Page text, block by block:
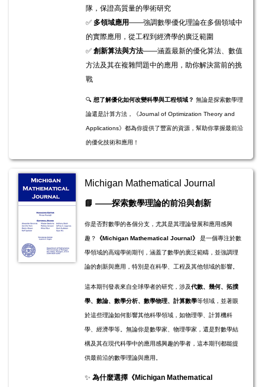
隊，保證高質量的學術研究
✅ 多領域應用——強調數學優化理論在多個領域中
的實際應用，從工程到經濟學的廣泛範圍
✅ 創新算法與方法——涵蓋最新的優化算法、數值
方法及其在複雜問題中的應用，助你解決當前的挑
戰
🔍 想了解優化如何改變科學與工程領域？ 無論是探索數學理
論還是計算方法，《Journal of Optimization Theory and
Applications》都為你提供了豐富的資源，幫助你掌握最前沿
的優化技術和應用！
Michigan Mathematical Journal
📘 ——探索數學理論的前沿與創新
你是否對數學的各個分支，尤其是其理論發展和應用感興
趣？ 《Michigan Mathematical Journal》 是一個專注於數
學領域的高端學術期刊，涵蓋了數學的廣泛範疇，並強調理
論的創新與應用，特別是在科學、工程及其他領域的影響。
這本期刊發表來自全球學者的研究，涉及代數、幾何、拓撲
學、數論、數學分析、數學物理、計算數學等領域，並著眼
於這些理論如何影響其他科學領域，如物理學、計算機科
學、經濟學等。無論你是數學家、物理學家，還是對數學結
構及其在現代科學中的應用感興趣的學者，這本期刊都能提
供最前沿的數學理論與應用。
✨ 為什麼選擇《Michigan Mathematical